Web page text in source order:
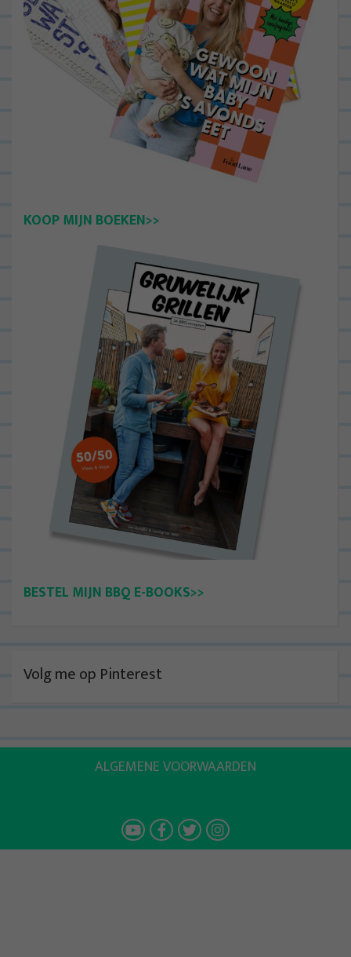
KOOP MIJN BOEKEN>>
BESTEL MIJN BBQ E-BOOKS>>
Volg me op Pinterest
ALGEMENE VOORWAARDEN